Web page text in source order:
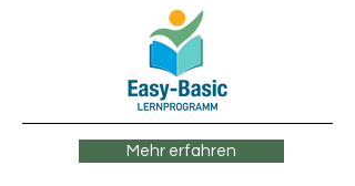
Mehr erfahren